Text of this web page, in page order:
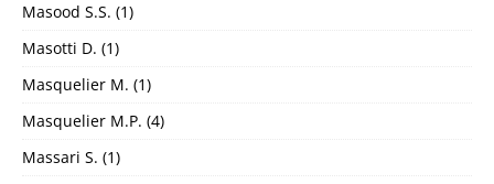
Masood S.S. (1)
Masotti D. (1)
Masquelier M. (1)
Masquelier M.P. (4)
Massari S. (1)